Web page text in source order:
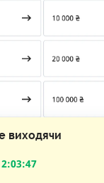
виходячи